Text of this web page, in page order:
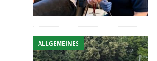
ALLGEMEINES